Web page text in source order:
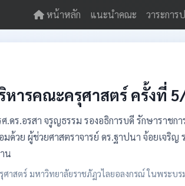
หน้าหลัก แนะนำคณะ วาระการ
ารคณะครุศาสตร์ ครั้งที่
.ดร.อรสา จรูญธรรม รองอธิการบดี รักษารา
วย ผู้ช่วยศาสตราจารย์ ดร.ฐาปนา จ้อยเจริ
น
าสตร์ มหาวิทยาลัยราชภัฏวไลยอลงกรณ์ ในพระบร